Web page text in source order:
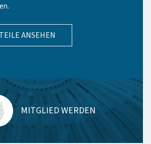
ANSEHEN
MITGLIED WERDEN